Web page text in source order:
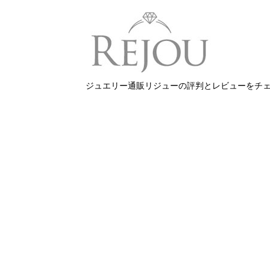
ジュエリー通販リジューの評判とレビューをチ